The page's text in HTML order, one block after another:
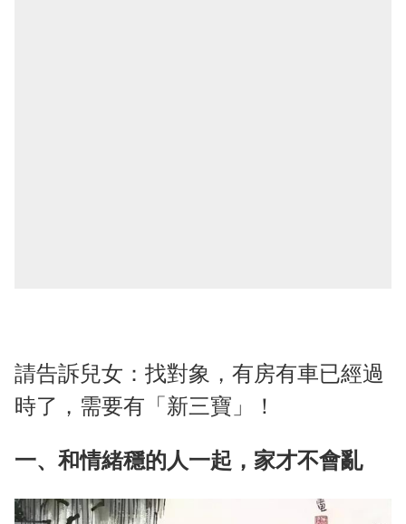
請告訴兒女：找對象，有房有車已經過
時了，需要有「新三寶」！
一、和情緒穩的人一起，家才不會亂